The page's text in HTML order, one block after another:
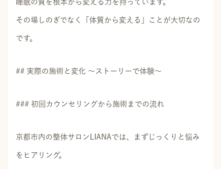
睡眠の質を根本から変える力を持っています。
その場しのぎでなく「体質から変える」ことが大切なの
です。
## 実際の施術と変化 ～ストーリーで体験～
### 初回カウンセリングから施術までの流れ
京都市内の整体サロンLIANAでは、まずじっくりと悩み
をヒアリング。